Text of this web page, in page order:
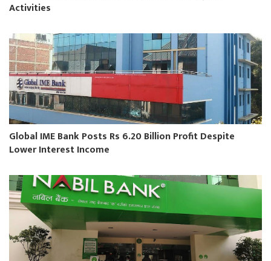
Activities
Global IME Bank Posts Rs 6.20 Billion Profit Despite
Lower Interest Income